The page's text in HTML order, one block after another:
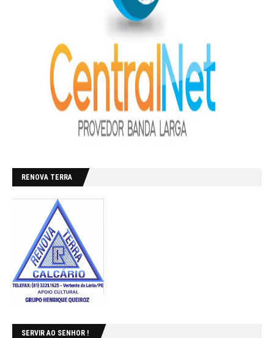
RENOVA TERRA
SERVIR AO SENHOR !